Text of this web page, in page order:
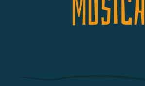
MÚSICA